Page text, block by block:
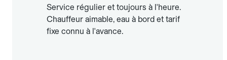
Service régulier et toujours à l'heure.
Chauffeur aimable, eau à bord et tarif
fixe connu à l'avance.